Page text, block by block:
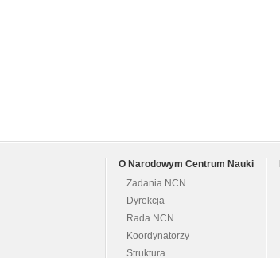
O Narodowym Centrum Nauki
Zadania NCN
Dyrekcja
Rada NCN
Koordynatorzy
Struktura